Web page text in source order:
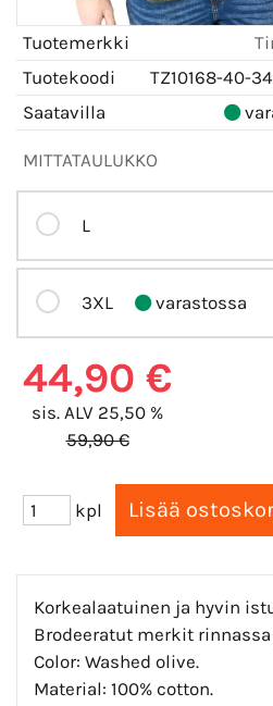
Tuotemerkki
Tuotekoodi
TZ10168-40-
Saatavilla
MITTATAULUKKO
L
3XL varastossa
44,90 €
sis. ALV 25,50 %
59,90 €
kpl
Korkealaatuinen ja hyvin
Brodeeratut merkit
Color: Washed olive.
Material: 100% cotton.